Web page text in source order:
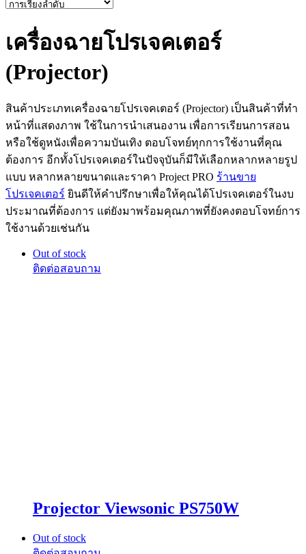
เครื่องฉายโปรเจคเตอร์
(Projector)
สินค้าประเภทเครื่องฉายโปรเจคเตอร์ (Projector) เป็นสินค้าที่ทำ
หน้าที่แสดงภาพ ใช้ในการนำเสนองาน เพื่อการเรียนการสอน
หรือใช้ดูหนังเพื่อความบันเทิง ตอบโจทย์ทุกการใช้งานที่คุณ
ต้องการ อีกทั้งโปรเจคเตอร์ในปัจจุบันก็มีให้เลือกหลากหลายรูป
แบบ หลากหลายขนาดและราคา Project PRO ร้านขาย
โปรเจคเตอร์ ยินดีให้คำปรึกษาเพื่อให้คุณได้โปรเจคเตอร์ในงบ
ประมาณที่ต้องการ แต่ยังมาพร้อมคุณภาพที่ยังคงตอบโจทย์การ
ใช้งานด้วยเช่นกัน
Out of stock
Projector Viewsonic PS750W
Out of stock